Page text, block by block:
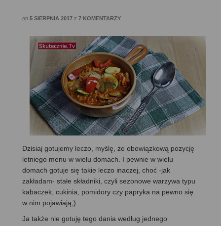
on 5 SIERPNIA 2017 z 7 KOMENTARZY
Dzisiaj gotujemy leczo, myślę, że obowiązkową pozycję
letniego menu w wielu domach. I pewnie w wielu
domach gotuje się takie leczo inaczej, choć -jak
zakładam- stałe składniki, czyli sezonowe warzywa typu
kabaczek, cukinia, pomidory czy papryka na pewno się
w nim pojawiają;)
Ja także nie gotuję tego dania według jednego